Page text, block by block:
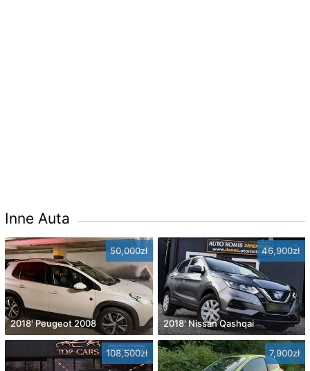
Inne Auta
50,000zł
2018' Peugeot 2008
46,900zł
2018' Nissan Qashqai
108,500zł 7,900zł